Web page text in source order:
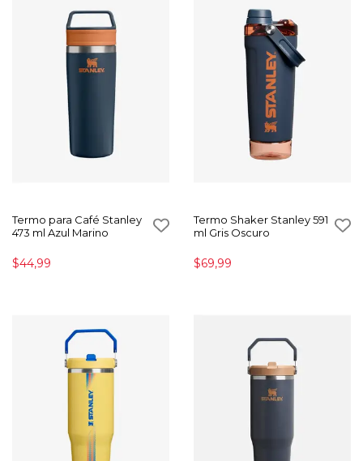
Termo para Café Stanley
473 ml Azul Marino
$44,99
Termo Shaker Stanley 591
ml Gris Oscuro
$69,99